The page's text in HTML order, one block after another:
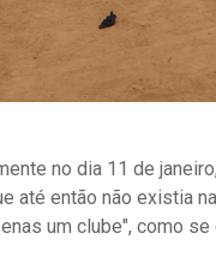
no dia 11 de
até então não existia
um clube", como